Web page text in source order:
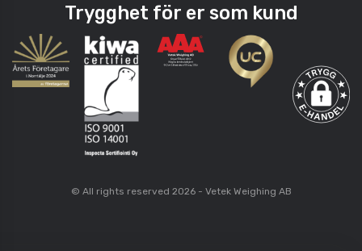
Trygghet för er som kund
© All rights reserved 2026 - Vetek Weighing AB